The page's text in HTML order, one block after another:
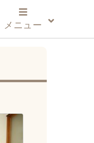
メニュー